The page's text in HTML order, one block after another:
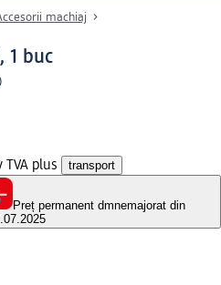
machiaj
1 buc
TVA plus transport
Preț permanent dmnemajorat din